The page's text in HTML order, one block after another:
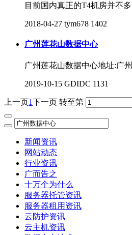
目前国内真正的T4机房并不
2018-04-27 tym678 1402
广州莲花山数据中心
广州莲花山数据中心地址:广
2019-10-15 GDIDC 1131
上一页1下一页 转至第
新闻资讯
网站动态
行业资讯
广而告之
十万个为什么
服务器托管资讯
服务器租用资讯
云防护资讯
云主机资讯